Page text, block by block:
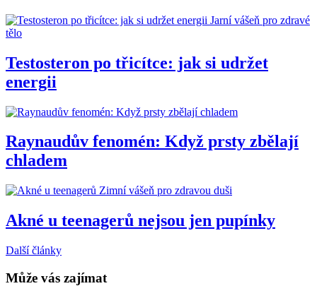
Jarní vášeň pro zdravé
tělo
Testosteron po třicítce: jak si udržet
energii
Raynaudův fenomén: Když prsty zbělají
chladem
Zimní vášeň pro zdravou duši
Akné u teenagerů nejsou jen pupínky
Další články
Může vás zajímat